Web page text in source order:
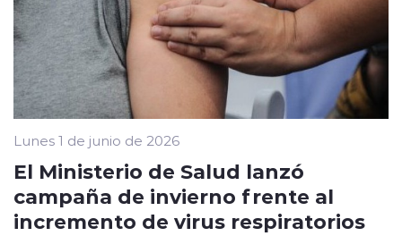
Lunes 1 de junio de 2026
El Ministerio de Salud lanzó
campaña de invierno frente al
incremento de virus respiratorios